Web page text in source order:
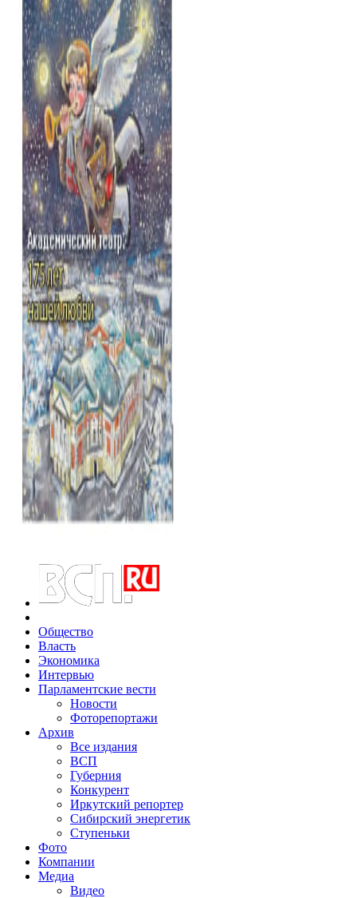
Общество
Власть
Экономика
Интервью
Парламентские вести
Новости
Фоторепортажи
Архив
Все издания
ВСП
Губерния
Конкурент
Иркутский репортер
Сибирский энергетик
Ступеньки
Фото
Компании
Медиа
Видео